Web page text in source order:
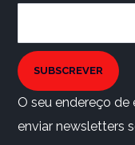
SUBSCREVER
O seu endereço de
enviar newsletters